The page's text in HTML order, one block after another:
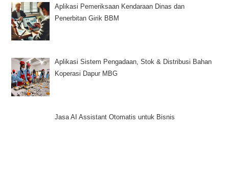
Aplikasi Pemeriksaan Kendaraan Dinas dan
Penerbitan Girik BBM
Aplikasi Sistem Pengadaan, Stok & Distribusi Bahan
Koperasi Dapur MBG
Jasa AI Assistant Otomatis untuk Bisnis